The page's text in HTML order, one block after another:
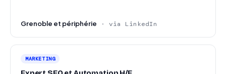
Grenoble et périphérie · via LinkedIn
MARKETING